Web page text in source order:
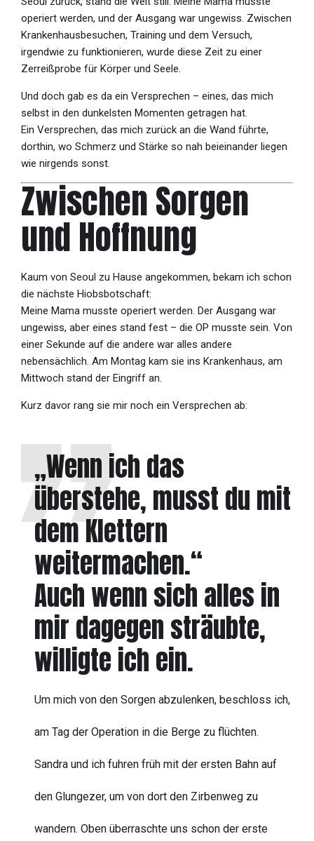
operiert werden, und der Ausgang war ungewiss. Zwischen
Krankenhausbesuchen, Training und dem Versuch,
irgendwie zu funktionieren, wurde diese Zeit zu einer
Zerreißprobe für Körper und Seele.
Und doch gab es da ein Versprechen – eines, das mich
selbst in den dunkelsten Momenten getragen hat.
Ein Versprechen, das mich zurück an die Wand führte,
dorthin, wo Schmerz und Stärke so nah beieinander liegen
wie nirgends sonst.
Zwischen Sorgen
und Hoffnung
Kaum von Seoul zu Hause angekommen, bekam ich schon
die nächste Hiobsbotschaft:
Meine Mama musste operiert werden. Der Ausgang war
ungewiss, aber eines stand fest – die OP musste sein. Von
einer Sekunde auf die andere war alles andere
nebensächlich. Am Montag kam sie ins Krankenhaus, am
Mittwoch stand der Eingriff an.
Kurz davor rang sie mir noch ein Versprechen ab:
„Wenn ich das
überstehe, musst du mit
dem Klettern
weitermachen.“
Auch wenn sich alles in
mir dagegen sträubte,
willigte ich ein.
Um mich von den Sorgen abzulenken, beschloss ich,
am Tag der Operation in die Berge zu flüchten.
Sandra und ich fuhren früh mit der ersten Bahn auf
den Glungezer, um von dort den Zirbenweg zu
wandern. Oben überraschte uns schon der erste